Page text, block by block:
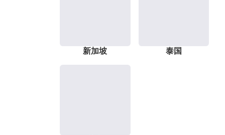
新加坡 泰国